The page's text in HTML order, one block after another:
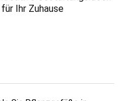
für Ihr Zuhause